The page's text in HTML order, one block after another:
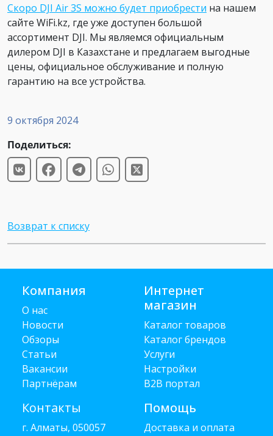
9 октября 2024
Поделиться:
Скоро DJI Air 3S можно будет приобрести на нашем
сайте WiFi.kz, где уже доступен большой
ассортимент DJI. Мы являемся официальным
дилером DJI в Казахстане и предлагаем выгодные
цены, официальное обслуживание и полную
гарантию на все устройства.
Возврат к списку
Компания
О нас
Новости
Обзоры
Статьи
Вакансии
Партнёрам
Контакты
г. Алматы, 050057
Интернет
магазин
Каталог товаров
Каталог брендов
Услуги
Настройки
B2B портал
Помощь
Доставка и оплата